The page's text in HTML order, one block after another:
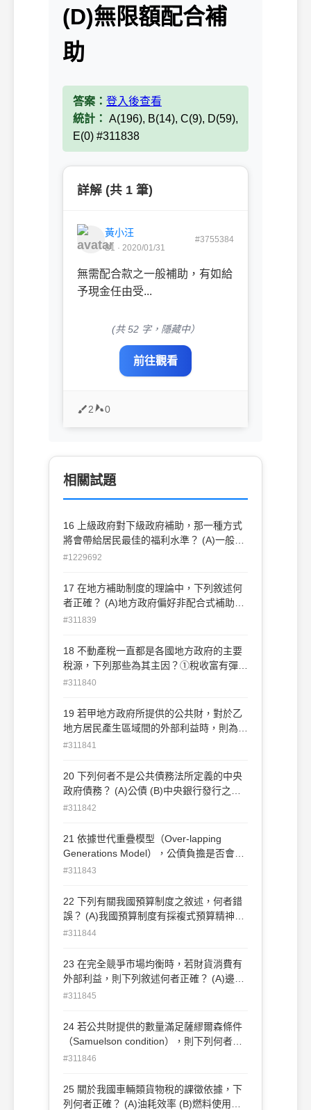
(D)無限額配合補
助
答案： 登入後查看
統計： A(196), B(14), C(9), D(59),
E(0) #311838
詳解 (共 1 筆)
黃小汪
B1 · 2020/01/31
#3755384
無需配合款之一般補助，有如給
予現金任由受...
(共 52 字，隱藏中）
前往觀看
2 0
相關試題
16 上級政府對下級政府補助，那一種方式
將會帶給居民最佳的福利水準？ (A)一般補
助 (B)特定補助 (C)限額配合補助 (D)無限
#1229692
17 在地方補助制度的理論中，下列敘述何
者正確？ (A)地方政府偏好非配合式補助
(B)上級政府偏好非配合式補助 (C)上級政
加幅度大於採不附條件式補助的效果 (D)非
配合式補助會影響地方公共財的相對價格
#311839
18 不動產稅一直都是各國地方政府的主要
稅源，下列那些為其主因？①稅收富有彈性
②符合利益原則 ③符合量能原則 ④保持稅
(B)①④⑤(C)②③⑤(D)②④⑤
#311840
19 若甲地方政府所提供的公共財，對於乙
地方居民產生區域間的外部利益時，則為增
進效率，中央政府得： (A)依乙地方民眾享
給甲地方 (B)依乙地方民眾享有該公共財的
邊際利益之大小，提供補助金給乙地方 (C)
金給乙地方
#311841
20 下列何者不是公共債務法所定義的中央
政府債務？ (A)公債 (B)中央銀行發行之國
庫券 (C)國外借款 (D)國外保證債務
#311842
21 依據世代重疊模型（Over-lapping
Generations Model），公債負擔是否會移
轉給下一代？ (A)不論內債與外債都不會
債不會(D)內債不會，外債不一定
#311843
22 下列有關我國預算制度之敘述，何者錯
誤？ (A)我國預算制度有採複式預算精神
(B)我國預算制度為行政部門編製，立法部
種(D)資本門收支如有剩餘，得移充經常支
出之財源
#311844
23 在完全競爭市場均衡時，若財貨消費有
外部利益，則下列敘述何者正確？ (A)邊際
社會成本大於邊際私人成本 (B)邊際私人利
邊際私人利益(D)消費數量是最有效率的數
量
#311845
24 若公共財提供的數量滿足薩繆爾森條件
（Samuelson condition），則下列何者正
確？ (A)達到李嘉圖均等性（Ricardian
巨獸假說（Leviathan hypothesis）的論述
(D)公共財的數量符合經濟效率
#311846
25 關於我國車輛類貨物稅的課徵依據，下
列何者正確？ (A)油耗效率 (B)燃料使用量